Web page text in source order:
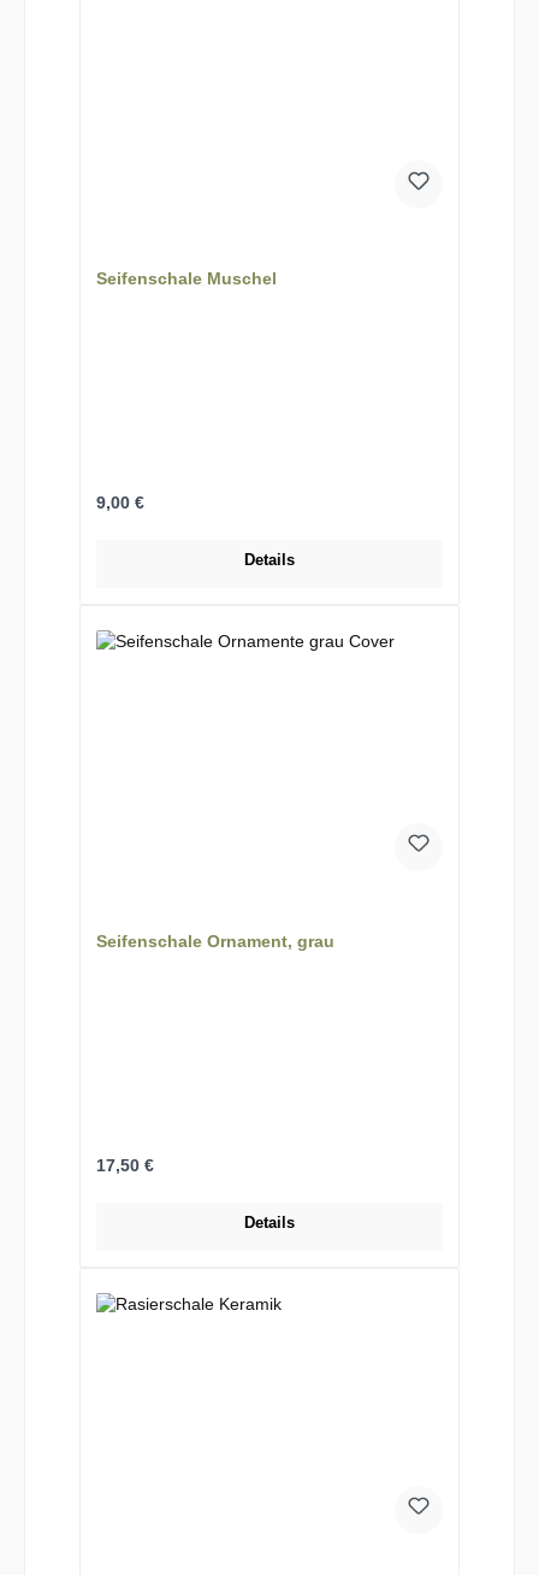
Seifenschale Muschel
Regulärer Preis:
9,00 €
Details
Seifenschale Ornament, grau
Regulärer Preis:
17,50 €
Details